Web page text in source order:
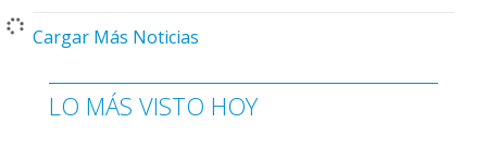
Cargar Más Noticias
LO MÁS VISTO HOY